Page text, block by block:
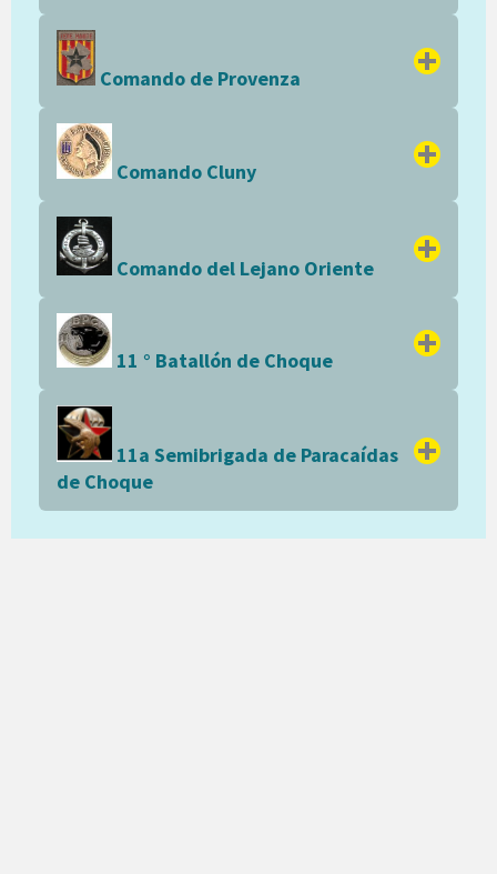
Comando de Provenza
Comando Cluny
Comando del Lejano Oriente
11 ° Batallón de Choque
11a Semibrigada de Paracaídas
de Choque